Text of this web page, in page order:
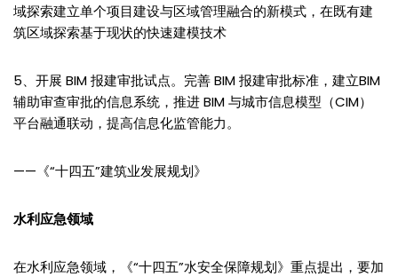
域探索建立单个项目建设与区域管理融合的新模式，在既有建
筑区域探索基于现状的快速建模技术
5、开展 BIM 报建审批试点。完善 BIM 报建审批标准，建立BIM
辅助审查审批的信息系统，推进 BIM 与城市信息模型（CIM）
平台融通联动，提高信息化监管能力。
——《“十四五”建筑业发展规划》
水利应急领域
在水利应急领域，《“十四五”水安全保障规划》重点提出，要加